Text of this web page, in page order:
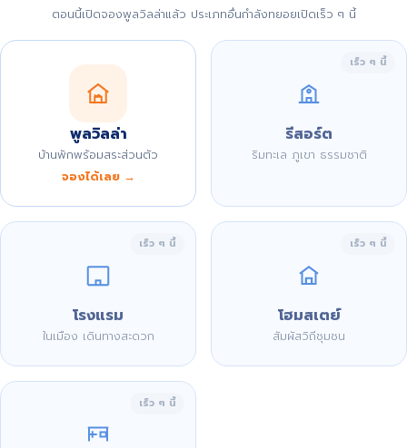
ตอนนี้เปิดจองพูลวิลล่าแล้ว ประเภทอื่นกำลังทยอยเปิดเร็ว ๆ นี้
พูลวิลล่า
บ้านพักพร้อมสระส่วนตัว
จองได้เลย →
เร็ว ๆ นี้
รีสอร์ต
ริมทะเล ภูเขา ธรรมชาติ
เร็ว ๆ นี้
โรงแรม
ในเมือง เดินทางสะดวก
เร็ว ๆ นี้
โฮมสเตย์
สัมผัสวิถีชุมชน
เร็ว ๆ นี้